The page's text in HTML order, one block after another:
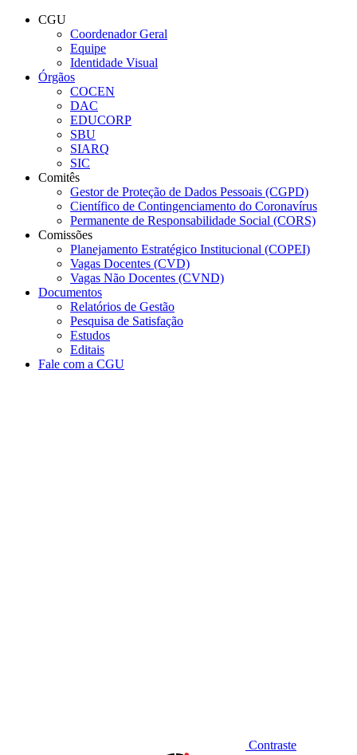
Conteúdo principal
CGU
Coordenador Geral
Equipe
Identidade Visual
Órgãos
COCEN
DAC
EDUCORP
SBU
SIARQ
SIC
Comitês
Gestor de Proteção de Dados Pessoais (CGPD)
Científico de Contingenciamento do Coronavírus
Permanente de Responsabilidade Social (CORS)
Comissões
Planejamento Estratégico Institucional (COPEI)
Vagas Docentes (CVD)
Vagas Não Docentes (CVND)
Documentos
Relatórios de Gestão
Pesquisa de Satisfação
Estudos
Editais
Fale com a CGU
Contraste